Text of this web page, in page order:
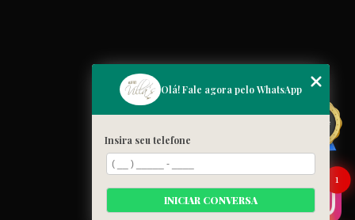
MENU
Home
Cardápio
Blog
Galeria
Contato
Olá! Fale agora pelo WhatsApp
Insira seu telefone
INICIAR CONVERSA
1